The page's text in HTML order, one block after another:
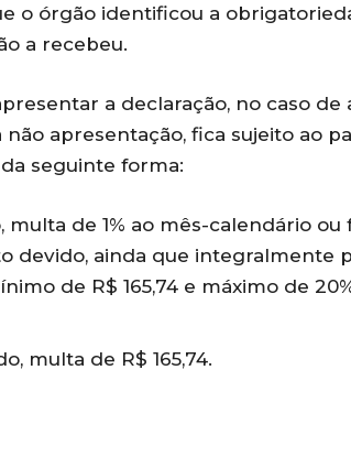
o órgão identificou a
a recebeu.
a declaração, no caso de
apresentação, fica sujeito ao
seguinte forma:
de 1% ao mês-calendário ou
devido, ainda que integralmente
de R$ 165,74 e máximo de
multa de R$ 165,74.